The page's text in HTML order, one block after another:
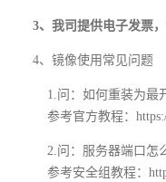
3、我司提供电子发票
4、镜像使用常见问题
1.问：如何重装为最
参考官方教程：
2.问：服务器端口怎
参考安全组教程：